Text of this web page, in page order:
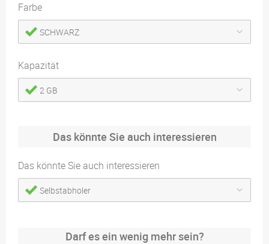
Farbe
SCHWARZ
Kapazität
2 GB
Das könnte Sie auch interessieren
Das könnte Sie auch interessieren
Selbstabholer
Darf es ein wenig mehr sein?